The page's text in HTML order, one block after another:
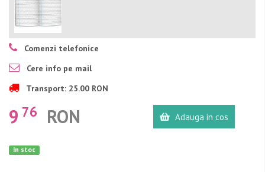
Comenzi telefonice
Cere info pe mail
Transport: 25.00 RON
9 76 RON Adauga in cos
In stoc